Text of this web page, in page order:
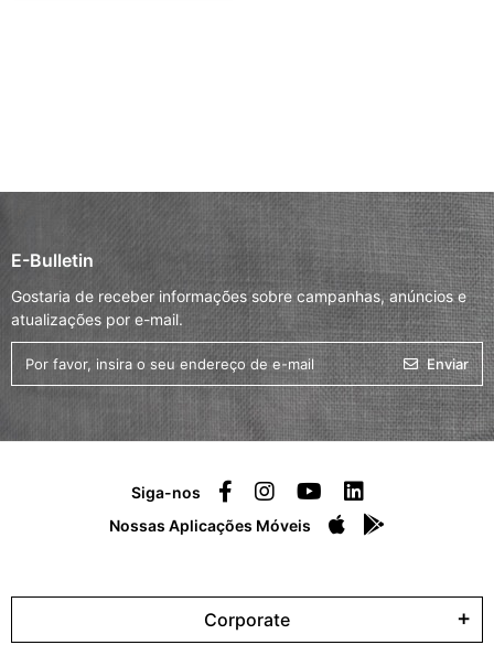
E-Bulletin
Gostaria de receber informações sobre campanhas, anúncios e
atualizações por e-mail.
Enviar
Siga-nos
Nossas Aplicações Móveis
Corporate